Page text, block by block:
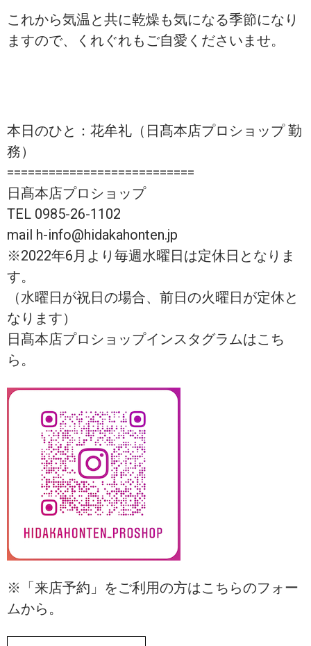
これから気温と共に乾燥も気になる季節になり
ますので、くれぐれもご自愛くださいませ。
本日のひと：花牟礼（日髙本店プロショップ 勤
務）
===========================
日髙本店プロショップ
TEL 0985-26-1102
mail h-info@hidakahonten.jp
※2022年6月より毎週水曜日は定休日となりま
す。
（水曜日が祝日の場合、前日の火曜日が定休と
なります）
日髙本店プロショップインスタグラムはこち
ら。
※「来店予約」をご利用の方はこちらのフォー
ムから。